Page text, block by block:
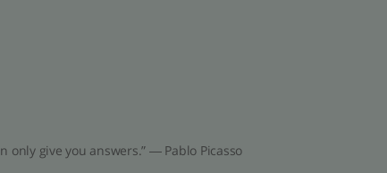
only give you answers.” ― Pablo Picasso